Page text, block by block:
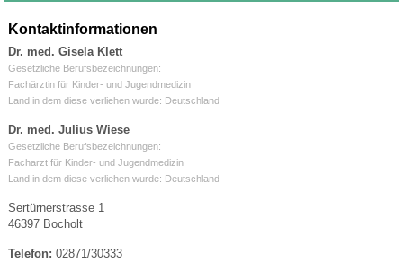
Kontaktinformationen
Dr. med. Gisela Klett
Gesetzliche Berufsbezeichnungen:
Fachärztin für Kinder- und Jugendmedizin
Land in dem diese verliehen wurde: Deutschland
Dr. med. Julius Wiese
Gesetzliche Berufsbezeichnungen:
Facharzt für Kinder- und Jugendmedizin
Land in dem diese verliehen wurde: Deutschland
Sertürnerstrasse 1
46397 Bocholt
Telefon: 02871/30333